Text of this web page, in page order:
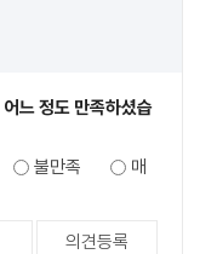
느 정도 만족하셨습
불만족
매